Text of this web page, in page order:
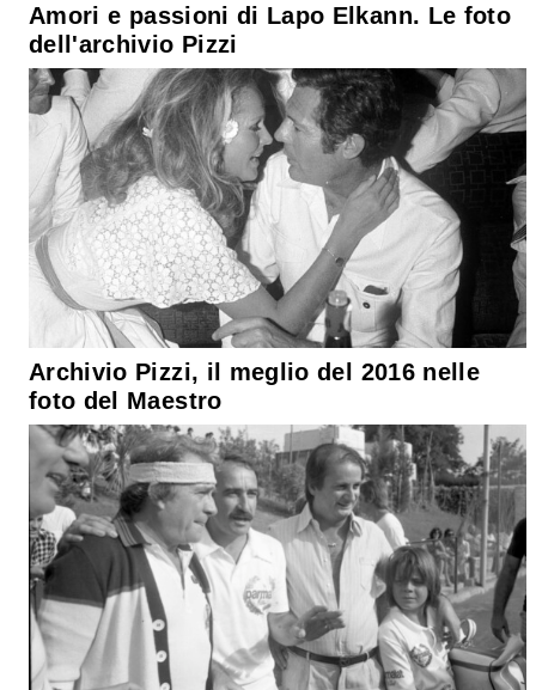
Amori e passioni di Lapo Elkann. Le foto
dell'archivio Pizzi
Archivio Pizzi, il meglio del 2016 nelle
foto del Maestro